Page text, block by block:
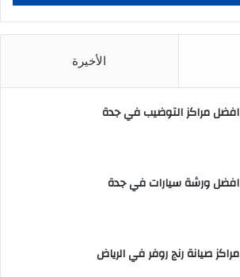
الأخيرة
افضل مراكز التوضيب في جدة
افضل ورشة سيارات في جدة
مراكز صيانة رنج روفر في الرياض